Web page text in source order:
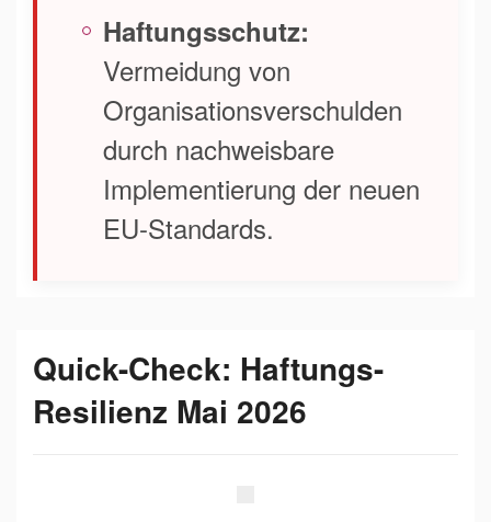
Haftungsschutz:
Vermeidung von
Organisationsverschulden
durch nachweisbare
Implementierung der neuen
EU-Standards.
Quick-Check: Haftungs-
Resilienz Mai 2026